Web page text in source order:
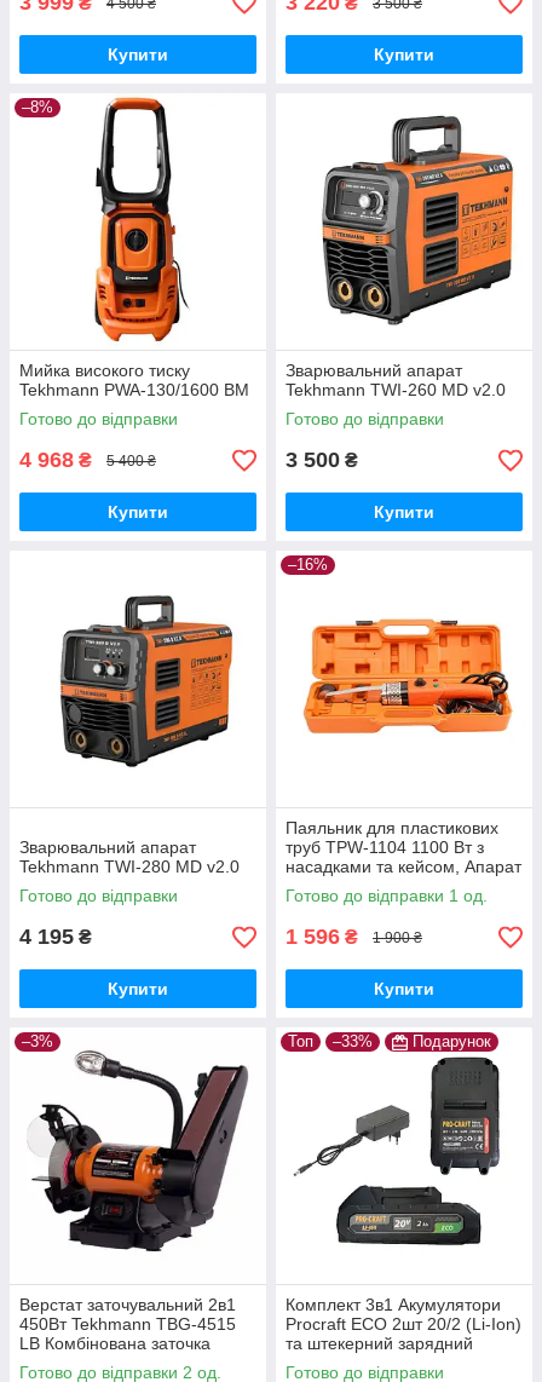
Купити Купити
–8%
Мийка високого тиску
Tekhmann PWA-130/1600 BM
Готово до відправки
4 968 ₴ 5 400 ₴
Купити
Зварювальний апарат
Tekhmann TWI-260 MD v2.0
Готово до відправки
3 500 ₴
Купити
Зварювальний апарат
Tekhmann TWI-280 MD v2.0
Готово до відправки
4 195 ₴
Купити
–16%
Паяльник для пластикових
труб TPW-1104 1100 Вт з
насадками та кейсом, Апарат
для зварювання пластикових
труб
Готово до відправки 1 од.
1 596 ₴ 1 900 ₴
Купити
–3%
Верстат заточувальний 2в1
450Вт Tekhmann TBG-4515
LВ Комбінована заточка
Техман Абразивний круг
Готово до відправки 2 од.
Топ –33% Подарунок
Комплект 3в1 Акумулятори
Procraft ECO 2шт 20/2 (Li-Ion)
та штекерний зарядний
пристрій 20В/1А
Готово до відправки